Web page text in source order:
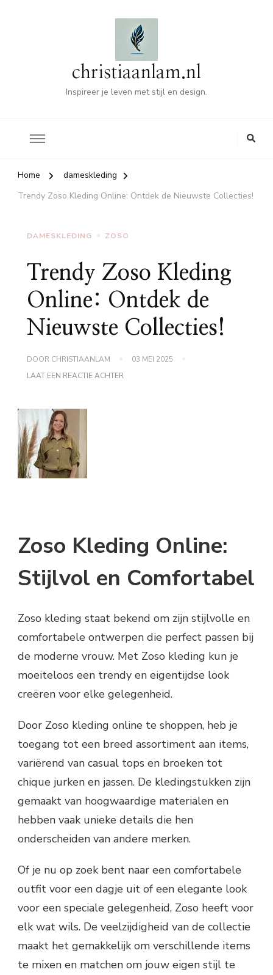
christiaanlam.nl
Inspireer je leven met stijl en design.
Home
dameskleding
Trendy Zoso Kleding Online: Ontdek de Nieuwste Collecties!
DAMESKLEDING ZOSO
Trendy Zoso Kleding
Online: Ontdek de
Nieuwste Collecties!
DOOR CHRISTIAANLAM
03 MEI 2025
LAAT EEN REACTIE ACHTER
Zoso Kleding Online:
Stijlvol en Comfortabel
Zoso kleding staat bekend om zijn stijlvolle en
comfortabele ontwerpen die perfect passen bij
de moderne vrouw. Met Zoso kleding kun je
moeiteloos een trendy en eigentijdse look
creëren voor elke gelegenheid.
Door Zoso kleding online te shoppen, heb je
toegang tot een breed assortiment aan items,
variërend van casual tops en broeken tot
chique jurken en jassen. De kledingstukken zijn
gemaakt van hoogwaardige materialen en
hebben vaak unieke details die hen
onderscheiden van andere merken.
Of je nu op zoek bent naar een comfortabele
outfit voor een dagje uit of een elegante look
voor een speciale gelegenheid, Zoso heeft voor
elk wat wils. De veelzijdigheid van de collectie
maakt het gemakkelijk om verschillende items
te mixen en matchen om jouw eigen stijl te